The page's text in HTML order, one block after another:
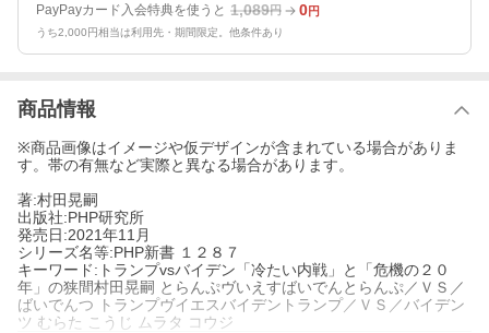
PayPayカード入会特典を使うと 1,089円 0円
うち2,000円相当は利用先・期間限定。他条件あり
商品情報
※商品画像はイメージや仮デザインが含まれている場合がありま
す。帯の有無など実際と異なる場合があります。
著:村田晃嗣
出版社:PHP研究所
発売日:2021年11月
シリーズ名等:PHP新書 １２８７
キーワード:トランプvsバイデン「冷たい内戦」と「危機の２０
年」の狭間村田晃嗣 とらんぷヴいえすばいでんとらんぷ／ＶＳ／
ばいでんつ トランプヴイエスバイデントランプ／ＶＳ／バイデン
ツ むらた こうじ ムラタ コウジ